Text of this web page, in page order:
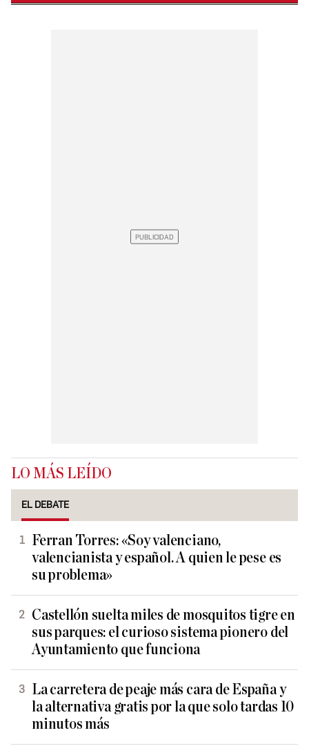
LO MÁS LEÍDO
EL DEBATE
Ferran Torres: «Soy valenciano,
valencianista y español. A quien le pese es
su problema»
Castellón suelta miles de mosquitos tigre en
sus parques: el curioso sistema pionero del
Ayuntamiento que funciona
La carretera de peaje más cara de España y
la alternativa gratis por la que solo tardas 10
minutos más